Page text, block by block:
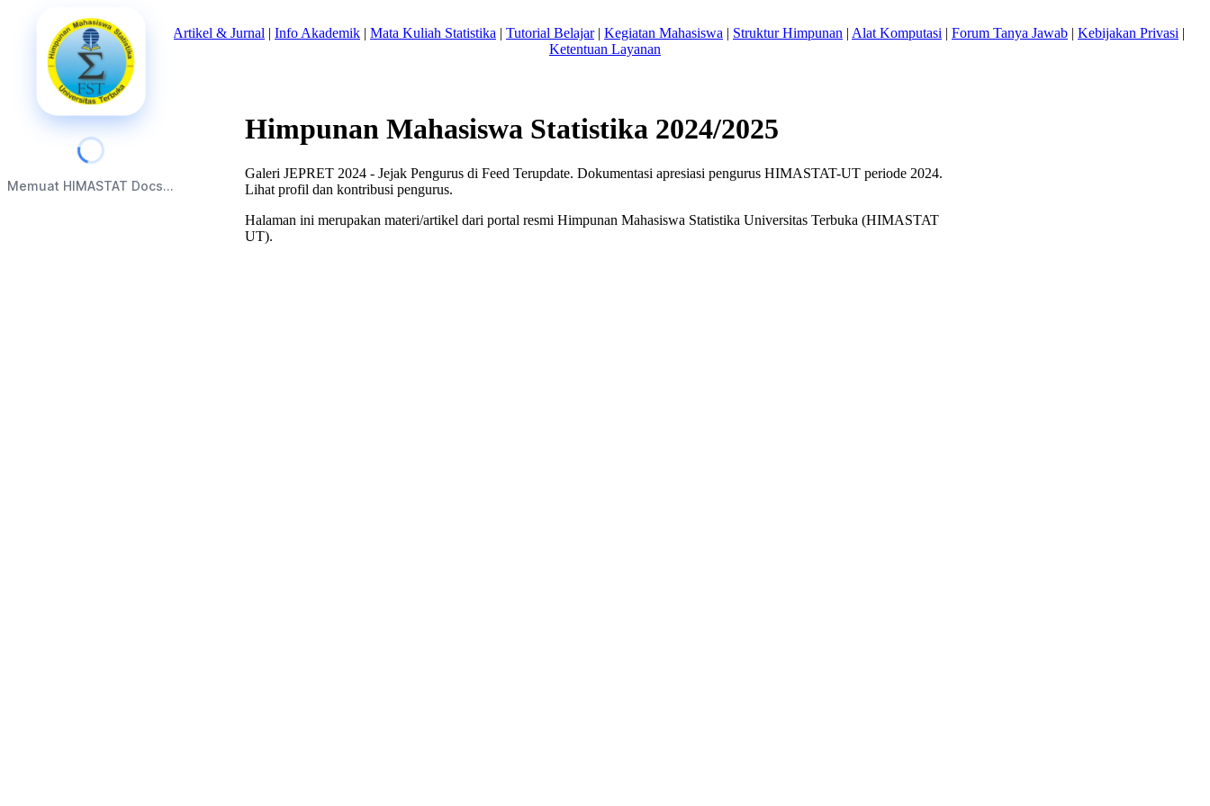
Memuat HIMASTAT Docs...
Beranda|Tentang Kami Artikel & Jurnal | Info Akademik | Mata Kuliah Statistika | Tutorial Belajar| Kegiatan Mahasiswa | Struktur Himpunan | Alat Komputasi | Forum Tanya Jawab | Kebijakan Privasi |
Ketentuan Layanan
Himpunan Mahasiswa Statistika 2024/2025
Galeri JEPRET 2024 - Jejak Pengurus di Feed Terupdate. Dokumentasi apresiasi pengurus HIMASTAT-UT periode 2024.
Lihat profil dan kontribusi pengurus.
Halaman ini merupakan materi/artikel dari portal resmi Himpunan Mahasiswa Statistika Universitas Terbuka (HIMASTAT
UT).